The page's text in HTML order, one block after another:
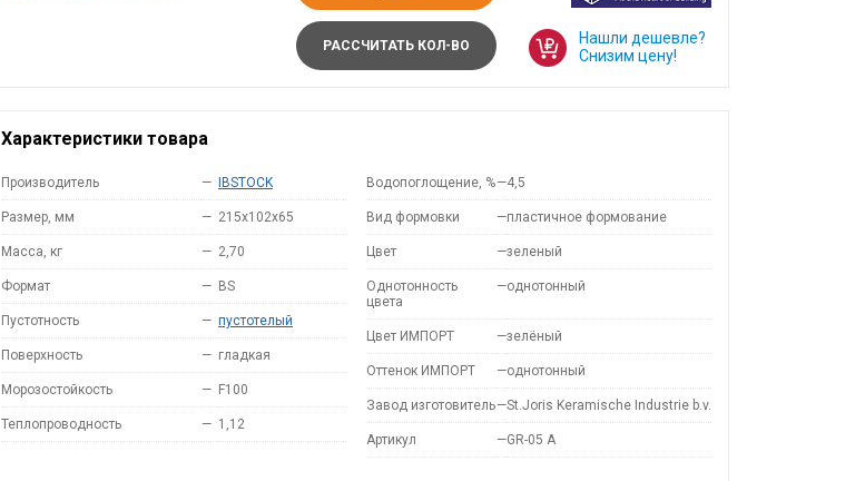
РАССЧИТАТЬ КОЛ-ВО
Нашли дешевле?
Снизим цену!
Характеристики товара
Производитель — IBSTOCK
Размер, мм — 215x102x65
Масса, кг — 2,70
Формат — BS
Пустотность — пустотелый
Поверхность — гладкая
Морозостойкость — F100
Теплопроводность — 1,12
Водопоглощение, %—4,5
Вид формовки —пластичное формование
Цвет —зеленый
Однотонность
цвета
—однотонный
Цвет ИМПОРТ —зелёный
Оттенок ИМПОРТ —однотонный
Завод изготовитель—St.Joris Keramische Industrie b.v.
Артикул —GR-05 A